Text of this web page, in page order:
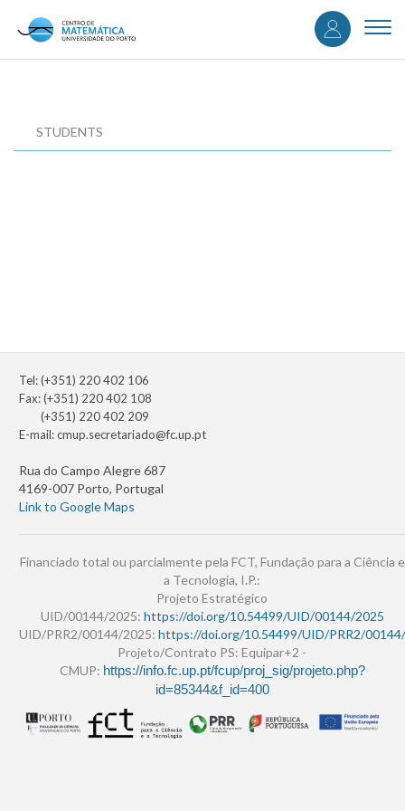
content
User
STUDENTS
Tel: (+351) 220 402 106
Fax: (+351) 220 402 108
(+351) 220 402 209
E-mail:cmup.secretariado@fc.up.pt
Rua do Campo Alegre 687
4169-007 Porto, Portugal
Link to Google Maps
Financiado total ou parcialmente pela FCT, Fundação para a Ciência e
a Tecnologia, I.P.:
Projeto Estratégico
UID/00144/2025: https://doi.org/10.54499/UID/00144/2025
UID/PRR2/00144/2025: https://doi.org/10.54499/UID/PRR2/
Projeto/Contrato PS: Equipar+2 -
CMUP: https://info.fc.up.pt/fcup/proj_sig/projeto.php?
id=85344&f_id=400